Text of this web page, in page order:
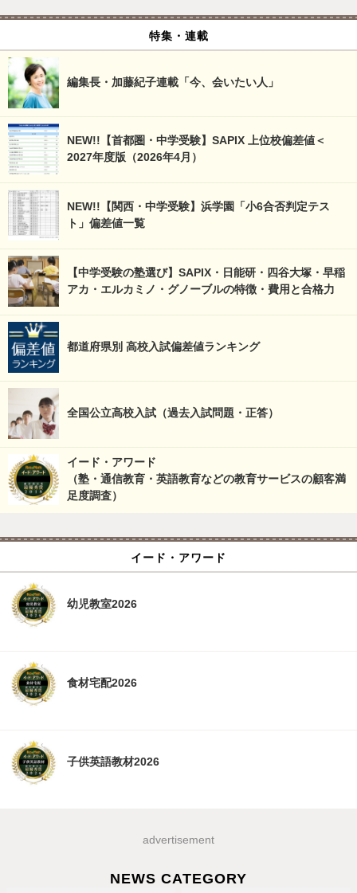
特集・連載
編集長・加藤紀子連載「今、会いたい人」
NEW!!【首都圏・中学受験】SAPIX 上位校偏差値＜
2027年度版（2026年4月）
NEW!!【関西・中学受験】浜学園「小6合否判定テス
ト」偏差値一覧
【中学受験の塾選び】SAPIX・日能研・四谷大塚・早稲
アカ・エルカミノ・グノーブルの特徴・費用と合格力
都道府県別 高校入試偏差値ランキング
全国公立高校入試（過去入試問題・正答）
イード・アワード
（塾・通信教育・英語教育などの教育サービスの顧客満
足度調査）
イード・アワード
幼児教室2026
食材宅配2026
子供英語教材2026
advertisement
NEWS CATEGORY